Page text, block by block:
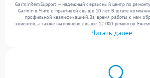
GarminRemSupport — надежный сервисный центр по
Garmin в Чите с практикой свыше 10 лет. В штате
профильной квалификацией. За время работы к нам
клиентов, а также выполнено свыше 12 000 ремонтов.
поступает более 300 устройств, включая , , . Мы беремся
и поддерживаем высокий стандарт качества благодаря
Читать далее